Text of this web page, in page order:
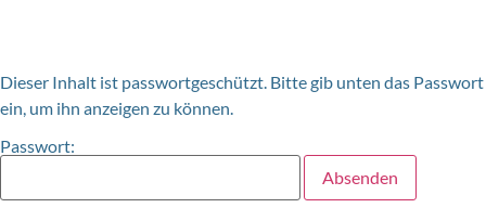
Dieser Inhalt ist passwortgeschützt. Bitte gib unten das Passwort
ein, um ihn anzeigen zu können.
Passwort: